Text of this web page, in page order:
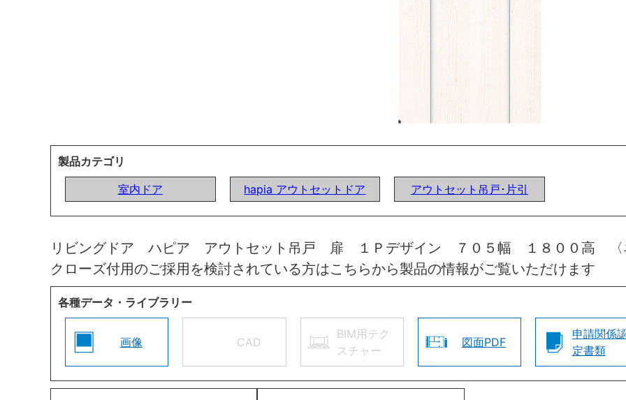
製品カテゴリ
室内ドア
hapia アウトセットドア アウトセット吊戸･片引
リビングドア ハピア アウトセット吊戸 扉 １Ｐデザイン ７０５幅 １８００高
クローズ付用のご採用を検討されている方はこちらから製品の情報がご覧いただけます
各種データ・ライブラリー
画像 CAD
BIM用テク
スチャー
図面PDF
申請関係
定書類